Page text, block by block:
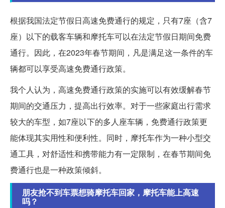
根据我国法定节假日高速免费通行的规定，只有7座（含7
座）以下的载客车辆和摩托车可以在法定节假日期间免费
通行。因此，在2023年春节期间，凡是满足这一条件的车
辆都可以享受高速免费通行政策。
我个人认为，高速免费通行政策的实施可以有效缓解春节
期间的交通压力，提高出行效率。对于一些家庭出行需求
较大的车型，如7座以下的多人座车辆，免费通行政策更
能体现其实用性和便利性。同时，摩托车作为一种小型交
通工具，对舒适性和携带能力有一定限制，在春节期间免
费通行也是一种政策倾斜。
朋友抢不到车票想骑摩托车回家，摩托车能上高速
吗？